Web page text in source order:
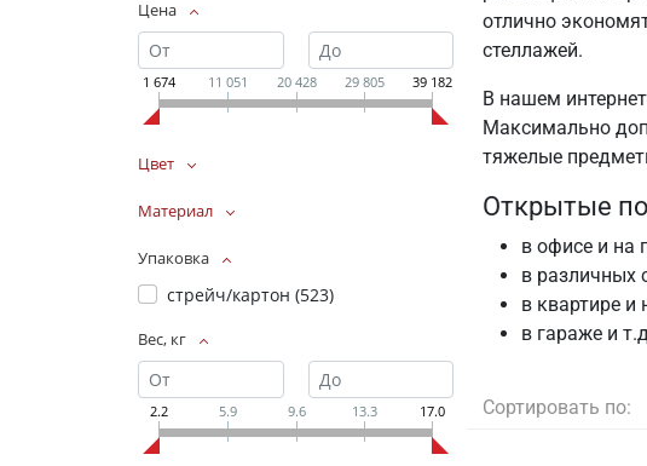
Цена
1 674 11 051 20 428 29 805 39 182
Цвет
Материал
Упаковка
стрейч/картон (523)
Вес, кг
2.2 5.9 9.6 13.3 17.0
отлично
стеллажей.
В нашем
Максимально
тяжелые
Открытые
в офисе и на
в различных
в квартире и
в гараже и
Сортировать по: